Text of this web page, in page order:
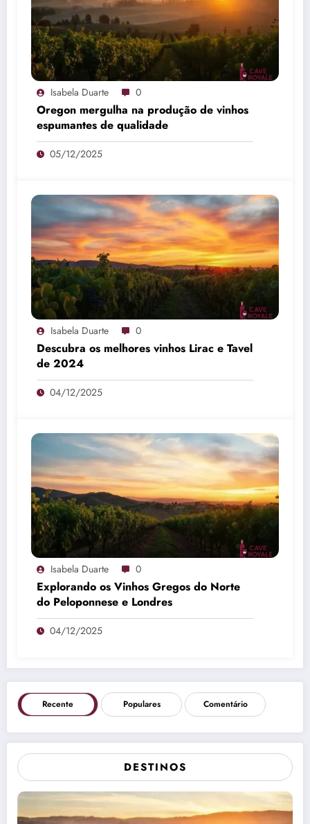
Isabela Duarte 0
Oregon mergulha na produção de vinhos
espumantes de qualidade
05/12/2025
Isabela Duarte 0
Descubra os melhores vinhos Lirac e Tavel
de 2024
04/12/2025
Isabela Duarte 0
Explorando os Vinhos Gregos do Norte
do Peloponnese e Londres
04/12/2025
Recente Populares Comentário
DESTINOS